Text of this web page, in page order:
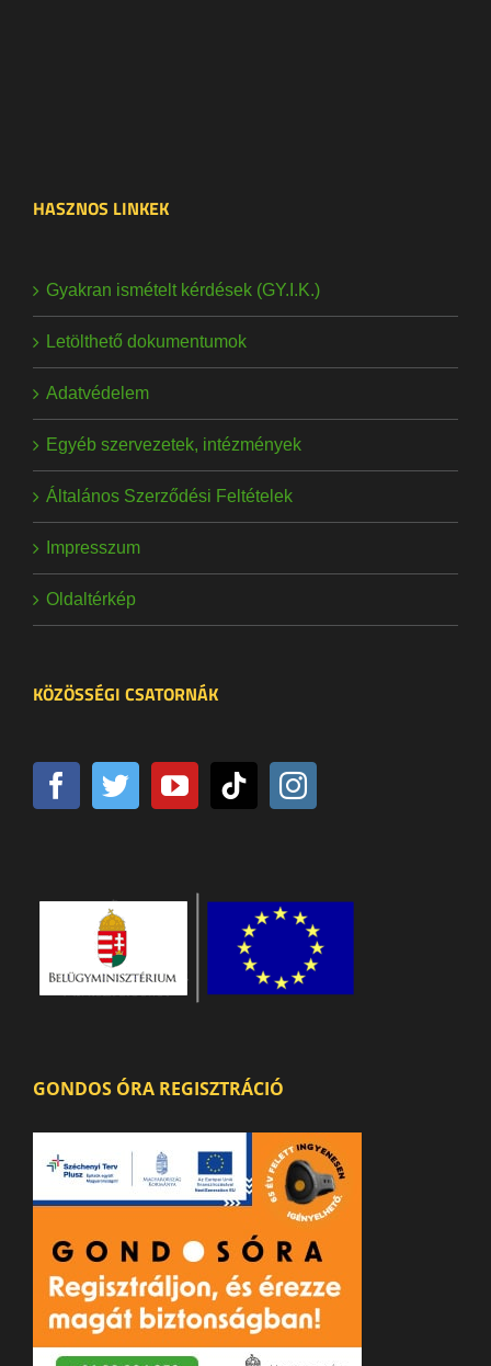
HASZNOS LINKEK
Gyakran ismételt kérdések (GY.I.K.)
Letölthető dokumentumok
Adatvédelem
Egyéb szervezetek, intézmények
Általános Szerződési Feltételek
Impresszum
Oldaltérkép
KÖZÖSSÉGI CSATORNÁK
GONDOS ÓRA REGISZTRÁCIÓ